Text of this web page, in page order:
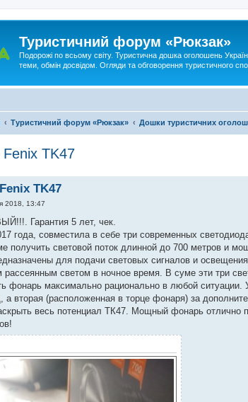
Туристичний форум «Рюкзак»
Подорожі по всьому світу. Туристична дошка оголошень
теми, обмін досвідом. Огляди та обговорення туристичного
Туристичний форум «Рюкзак» Дошки туристичних
TK47
TK47
2018, 13:47
Гарантия 5 лет, чек.
года, совместила в себе три современных
получить световой поток длинной до 700 метров и
для подачи световых сигналов и
рассеянным светом в ночное время. В суме эти три
фонарь максимально рационально в любой
а вторая (расположенная в торце фонаря) за
весь потенциал ТК47. Мощный фонарь